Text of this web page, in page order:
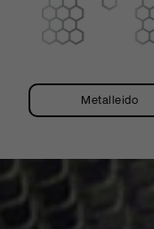
Metalleido